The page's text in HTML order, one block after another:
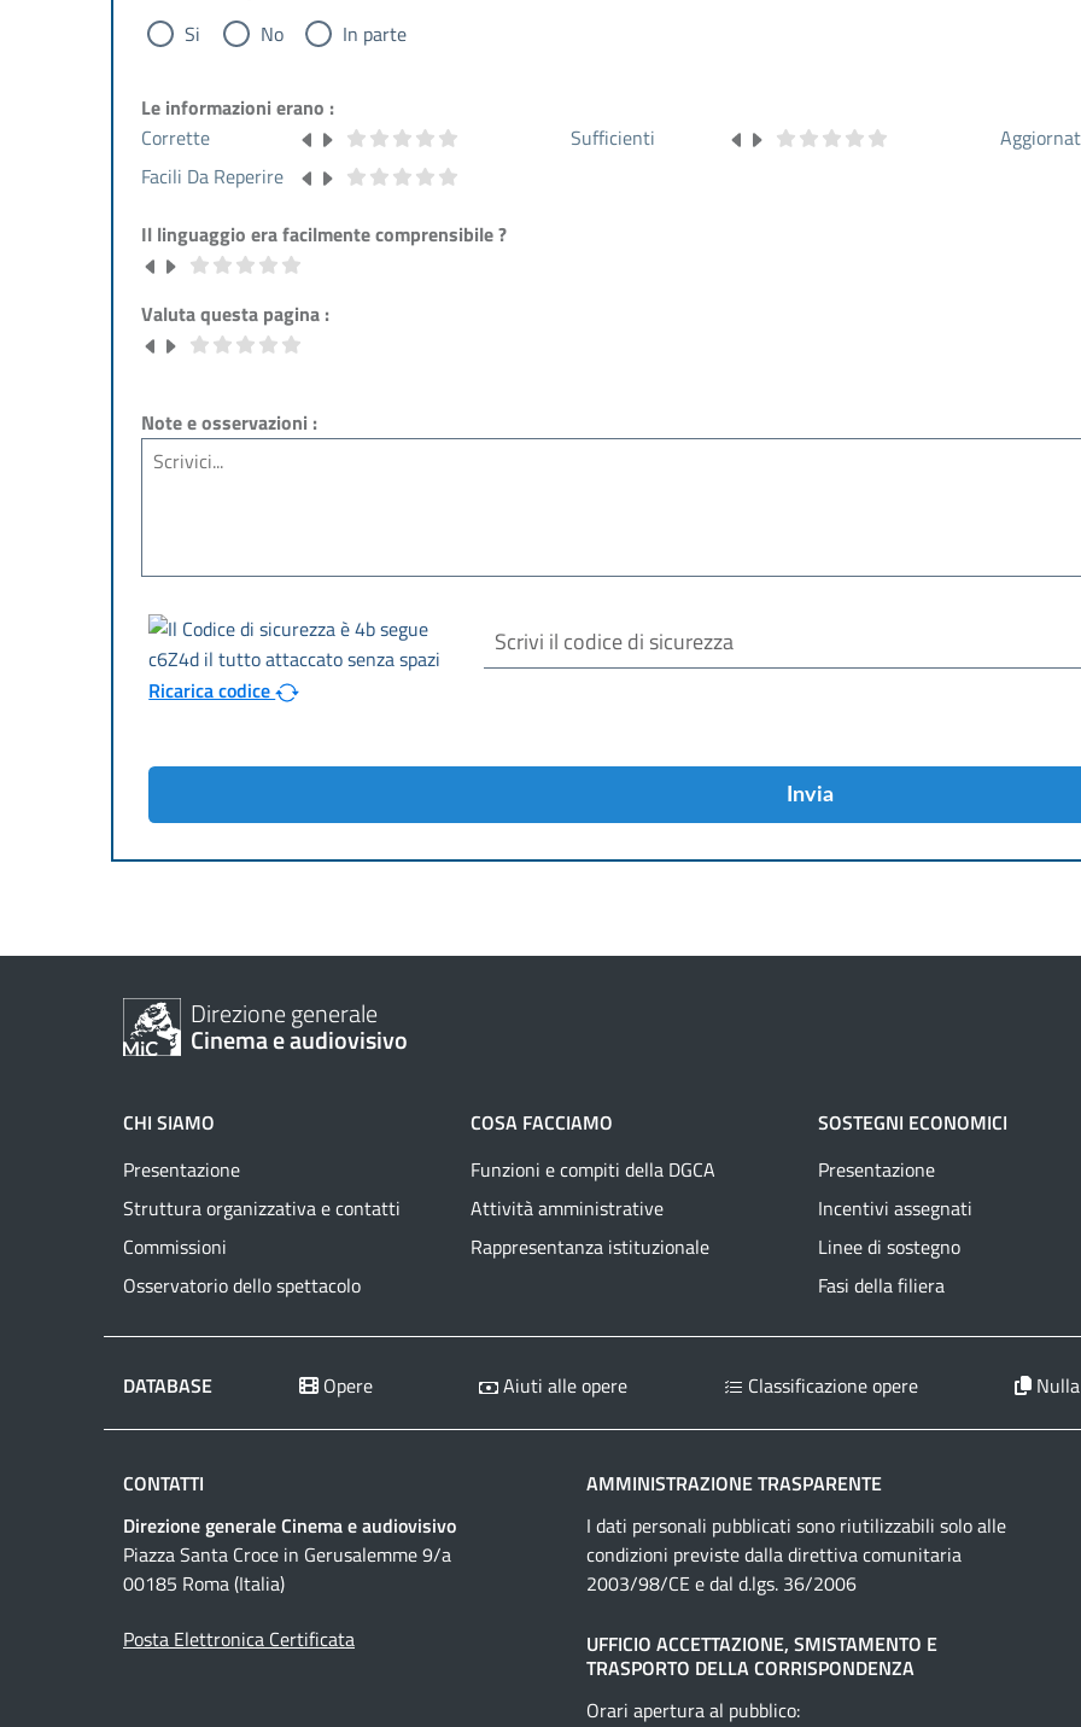
Si
No In parte
Le informazioni erano :
Corrette
Sufficienti
Facili Da Reperire
Il linguaggio era facilmente comprensibile ?
Valuta questa pagina :
Note e osservazioni :
Ricarica codice
Invia
Direzione generale
Cinema e audiovisivo
CHI SIAMO
Presentazione
Struttura organizzativa e contatti
Commissioni
Osservatorio dello spettacolo
COSA FACCIAMO
Funzioni e compiti della DGCA
Attività amministrative
Rappresentanza istituzionale
SOSTEGNI ECONOMICI
Presentazione
Incentivi assegnati
Linee di sostegno
Fasi della filiera
DATABASE Opere Aiuti alle opere Classificazione opere
CONTATTI
Direzione generale Cinema e audiovisivo
Piazza Santa Croce in Gerusalemme 9/a
00185 Roma (Italia)
Posta Elettronica Certificata
AMMINISTRAZIONE TRASPARENTE
I dati personali pubblicati sono riutilizzabili solo alle
condizioni previste dalla direttiva comunitaria
2003/98/CE e dal d.lgs. 36/2006
UFFICIO ACCETTAZIONE, SMISTAMENTO E
TRASPORTO DELLA CORRISPONDENZA
Orari apertura al pubblico: